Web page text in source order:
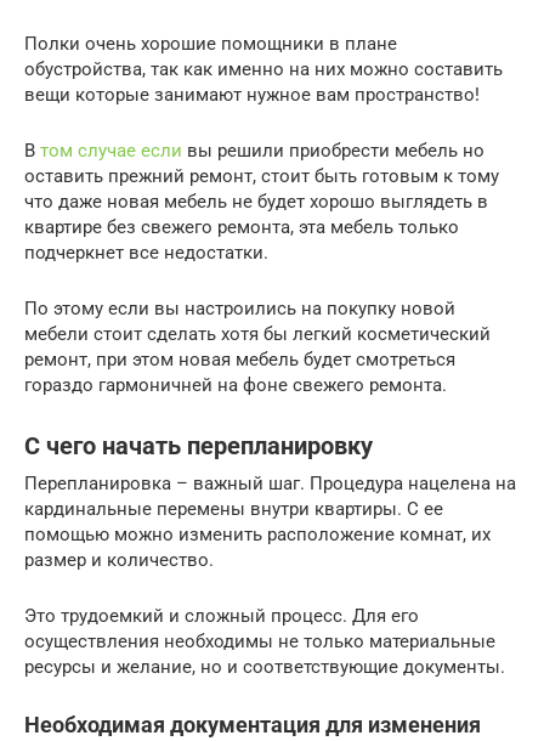
Полки очень хорошие помощники в плане
обустройства, так как именно на них можно составить
вещи которые занимают нужное вам пространство!
В том случае если вы решили приобрести мебель но
оставить прежний ремонт, стоит быть готовым к тому
что даже новая мебель не будет хорошо выглядеть в
квартире без свежего ремонта, эта мебель только
подчеркнет все недостатки.
По этому если вы настроились на покупку новой
мебели стоит сделать хотя бы легкий косметический
ремонт, при этом новая мебель будет смотреться
гораздо гармоничней на фоне свежего ремонта.
С чего начать перепланировку
Перепланировка – важный шаг. Процедура нацелена на
кардинальные перемены внутри квартиры. С ее
помощью можно изменить расположение комнат, их
размер и количество.
Это трудоемкий и сложный процесс. Для его
осуществления необходимы не только материальные
ресурсы и желание, но и соответствующие документы.
Необходимая документация для изменения